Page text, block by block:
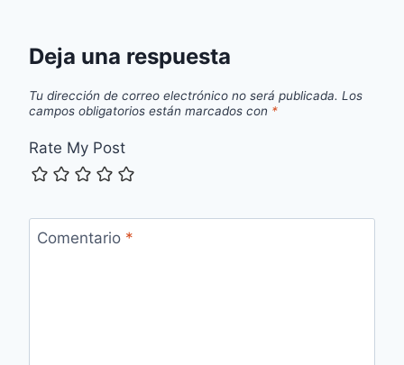
Deja una respuesta
Tu dirección de correo electrónico no será publicada. Los
campos obligatorios están marcados con *
Rate My Post
Comentario *